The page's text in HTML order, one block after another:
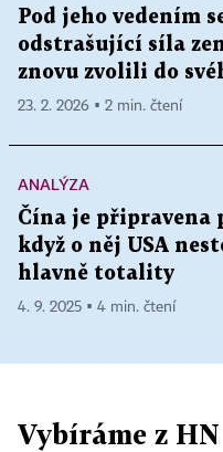
Pod jeho vedením
odstrašující síla
znovu zvolili do
23. 2. 2026 ▪ 2 min. čtení
ANALÝZA
Čína je připravena
když o něj USA
hlavně totality
4. 9. 2025 ▪ 4 min. čtení
Vybíráme z HN